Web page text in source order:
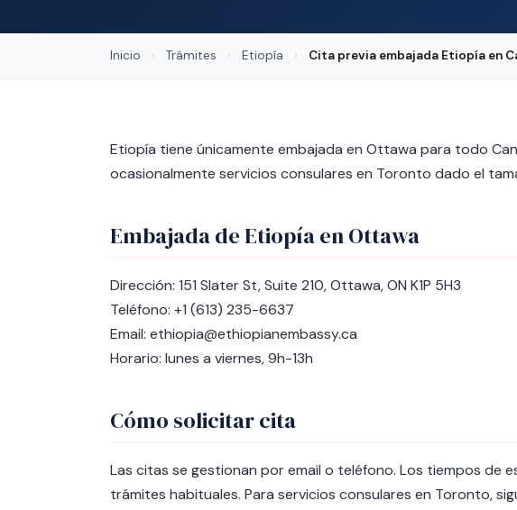
Inicio › Trámites › Etiopía › Cita previa embajada Etiopía en
Etiopía tiene únicamente embajada en Ottawa para todo
ocasionalmente servicios consulares en Toronto dado el
Embajada de Etiopía en Ottawa
Dirección: 151 Slater St, Suite 210, Ottawa, ON K1P 5H3
Teléfono: +1 (613) 235-6637
Email: ethiopia@ethiopianembassy.ca
Horario: lunes a viernes, 9h-13h
Cómo solicitar cita
Las citas se gestionan por email o teléfono. Los tiempos de
trámites habituales. Para servicios consulares en Toronto,